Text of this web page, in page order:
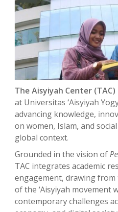
The Aisyiyah Center (TAC)
at Universitas ‘Aisyiyah
advancing knowledge,
on women, Islam, and
global context.
Grounded in the vision of
TAC integrates academic
engagement, drawing
of the ‘Aisyiyah movement
contemporary challenges